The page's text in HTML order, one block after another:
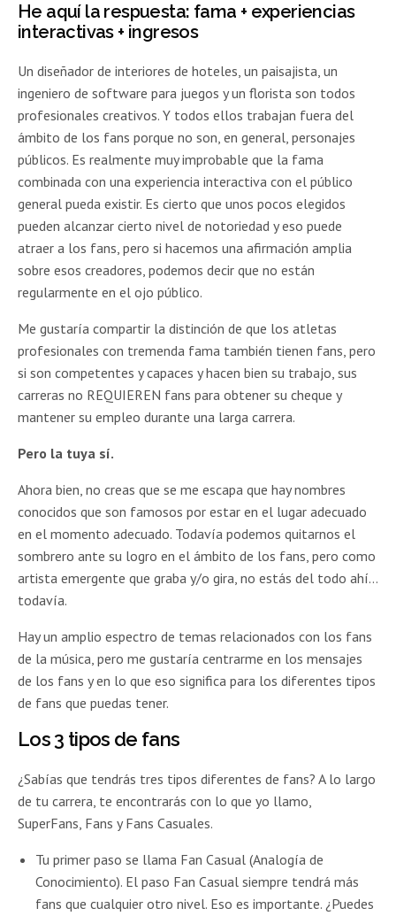
He aquí la respuesta: fama + experiencias
interactivas + ingresos
Un diseñador de interiores de hoteles, un paisajista, un
ingeniero de software para juegos y un florista son todos
profesionales creativos. Y todos ellos trabajan fuera del
ámbito de los fans porque no son, en general, personajes
públicos. Es realmente muy improbable que la fama
combinada con una experiencia interactiva con el público
general pueda existir. Es cierto que unos pocos elegidos
pueden alcanzar cierto nivel de notoriedad y eso puede
atraer a los fans, pero si hacemos una afirmación amplia
sobre esos creadores, podemos decir que no están
regularmente en el ojo público.
Me gustaría compartir la distinción de que los atletas
profesionales con tremenda fama también tienen fans, pero
si son competentes y capaces y hacen bien su trabajo, sus
carreras no REQUIEREN fans para obtener su cheque y
mantener su empleo durante una larga carrera.
Pero la tuya sí.
Ahora bien, no creas que se me escapa que hay nombres
conocidos que son famosos por estar en el lugar adecuado
en el momento adecuado. Todavía podemos quitarnos el
sombrero ante su logro en el ámbito de los fans, pero como
artista emergente que graba y/o gira, no estás del todo ahí…
todavía.
Hay un amplio espectro de temas relacionados con los fans
de la música, pero me gustaría centrarme en los mensajes
de los fans y en lo que eso significa para los diferentes tipos
de fans que puedas tener.
Los 3 tipos de fans
¿Sabías que tendrás tres tipos diferentes de fans? A lo largo
de tu carrera, te encontrarás con lo que yo llamo,
SuperFans, Fans y Fans Casuales.
Tu primer paso se llama Fan Casual (Analogía de
Conocimiento). El paso Fan Casual siempre tendrá más
fans que cualquier otro nivel. Eso es importante. ¿Puedes